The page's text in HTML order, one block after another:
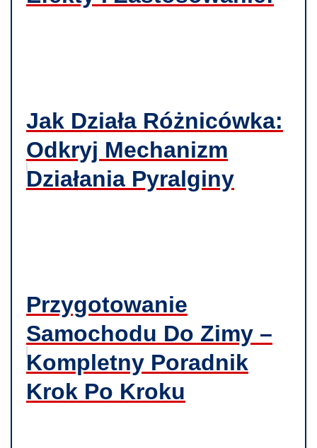
Jak Działa Różnicówka:
Odkryj Mechanizm
Działania Pyralginy
Przygotowanie
Samochodu Do Zimy –
Kompletny Poradnik
Krok Po Kroku